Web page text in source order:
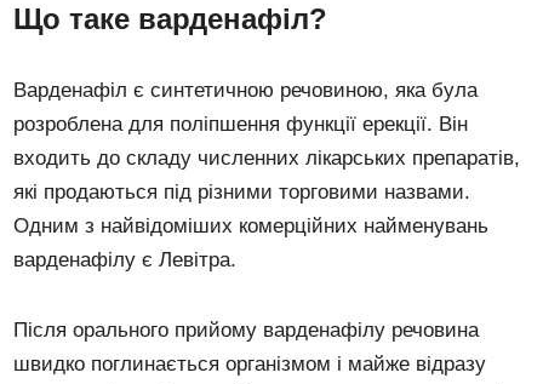
Що таке варденафіл?
Варденафіл є синтетичною речовиною, яка була
розроблена для поліпшення функції ерекції. Він
входить до складу численних лікарських препаратів,
які продаються під різними торговими назвами.
Одним з найвідоміших комерційних найменувань
варденафілу є Левітра.
Після орального прийому варденафілу речовина
швидко поглинається організмом і майже відразу